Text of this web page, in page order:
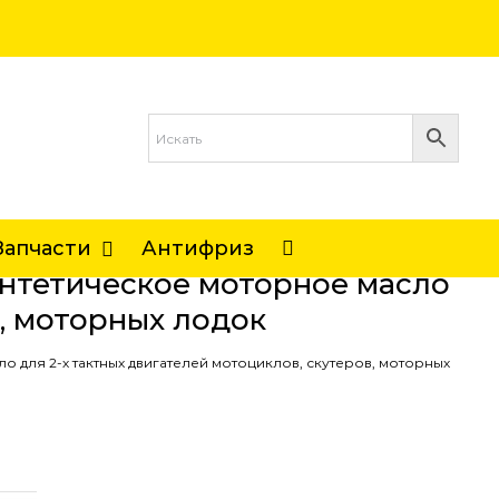
Антифриз
моторное масло
моторных лодок
для 2-х тактных двигателей мотоциклов, скутеров, моторных